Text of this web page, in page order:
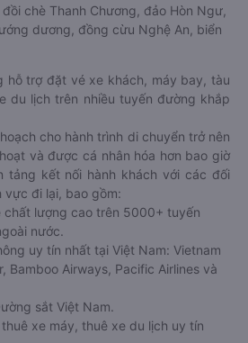
chè Thanh Chương, đảo Hòn Ngư,
dương, đồng cừu Nghệ An, biển
hỗ trợ đặt vé xe khách, máy bay, tàu
du lịch trên nhiều tuyến đường khắp
cho hành trình di chuyển trở nên
và được cá nhân hóa hơn bao giờ
tảng kết nối hành khách với các đối
đi lại, bao gồm:
chất lượng cao trên 5000+ tuyến
nước.
uy tín nhất tại Việt Nam: Vietnam
Bamboo Airways, Pacific Airlines và
sắt Việt Nam.
xe máy, thuê xe du lịch uy tín